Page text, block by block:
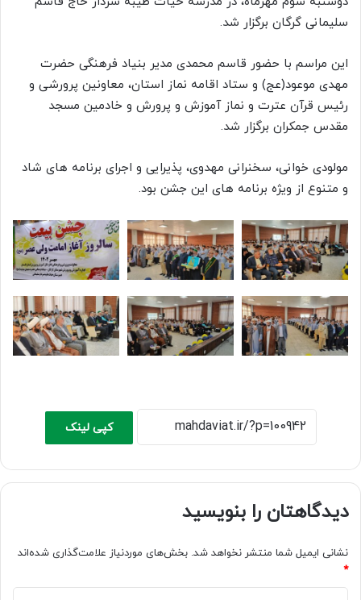
سلیمانی گرگان برگزار شد.
این مراسم با حضور قاسم محمدی مدیر بنیاد فرهنگی حضرت
مهدی موعود(عج) و ستاد اقامه نماز استان، معاونین پرورشی و
رئیس قرآن عترت و نماز آموزش و پرورش و خادمین مسجد
مقدس جمکران برگزار شد.
مولودی خوانی، سخنرانی مهدوی، پذیرایی و اجرای برنامه های شاد
و متنوع از ویژه برنامه های این جشن بود.
کپی لینک
دیدگاهتان را بنویسید
نشانی ایمیل شما منتشر نخواهد شد. بخش‌های موردنیاز علامت‌گذاری شده‌اند
*